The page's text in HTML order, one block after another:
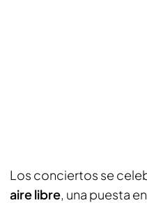
Los conciertos se
aire libre, una puesta